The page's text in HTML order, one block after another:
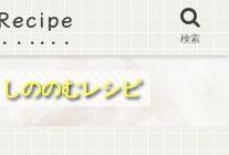
ののむレシピ
検索